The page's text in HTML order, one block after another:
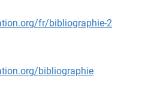
.org/fr/bibliographie-2
.org/bibliographie